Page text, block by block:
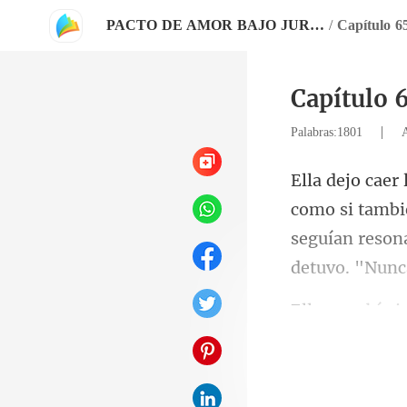
PACTO DE AMOR BAJO JURAMENTO / Capítulo
Capítulo
Palabras:1801 |
seguían